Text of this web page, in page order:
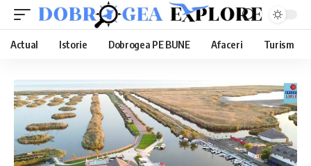
Actual Istorie Dobrogea PE BUNE Afaceri Turism